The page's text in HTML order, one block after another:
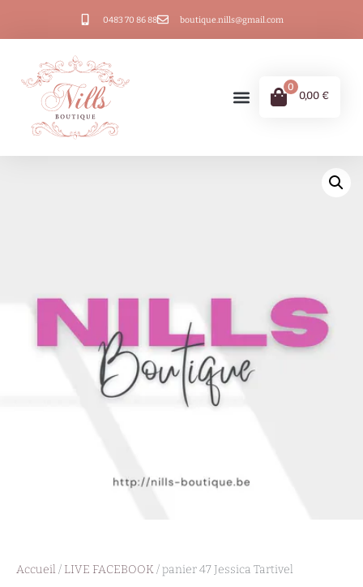
0483 70 86 88 boutique.nills@gmail.com
0
0,00 €
Accueil/ LIVE FACEBOOK/ panier 47 Jessica Tartivel